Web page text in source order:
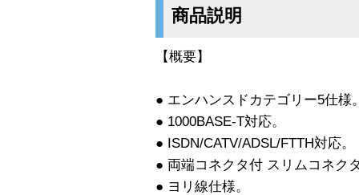
商品説明
【概要】
● エンハンスドカテゴリー5仕様
● 1000BASE-T対応。
● ISDN/CATV/ADSL/FTTH対応。
● 両端コネクタ付 スリムコネク
● ヨリ線仕様。